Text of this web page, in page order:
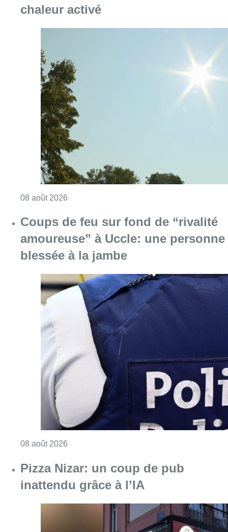
chaleur activé
08 août 2026
Coups de feu sur fond de “rivalité
amoureuse” à Uccle: une personne
blessée à la jambe
08 août 2026
Pizza Nizar: un coup de pub
inattendu grâce à l’IA